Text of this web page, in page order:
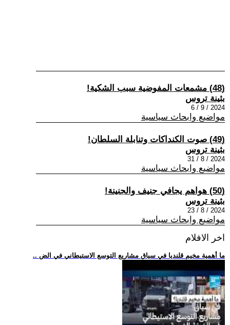
(48) مشمعات المفوضية سبب الشكية!
بثينة تروس
2024 / 9 / 6
مواضيع وابحاث سياسية
(49) صوت الكنداكات وتنابلة السلطان!
بثينة تروس
2024 / 8 / 31
مواضيع وابحاث سياسية
(50) هواهم يجافي جنيف والجنينة!
بثينة تروس
2024 / 8 / 23
مواضيع وابحاث سياسية
اخر الافلام
.. ما أهمية مخيم قلنديا في سياق مشاريع التوسع الاستيطاني في الض